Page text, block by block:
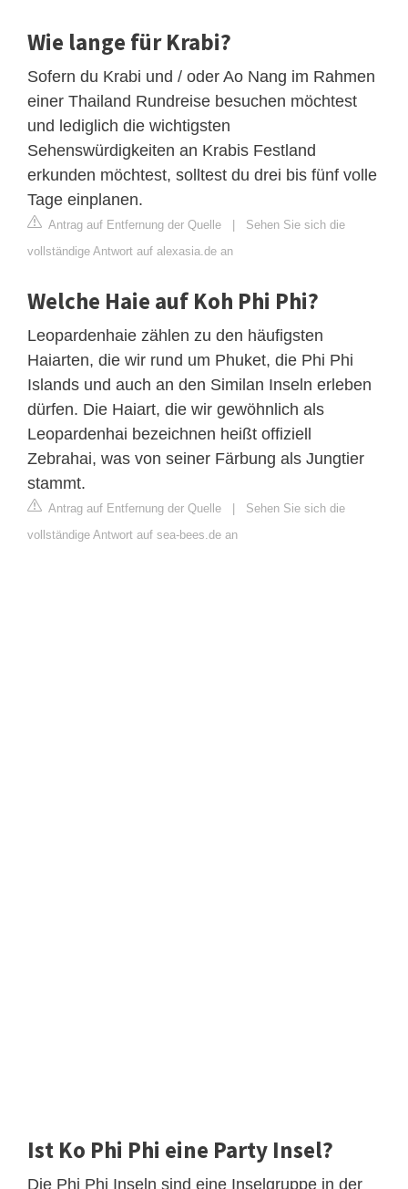
Wie lange für Krabi?
Sofern du Krabi und / oder Ao Nang im Rahmen
einer Thailand Rundreise besuchen möchtest
und lediglich die wichtigsten
Sehenswürdigkeiten an Krabis Festland
erkunden möchtest, solltest du drei bis fünf volle
Tage einplanen.
Antrag auf Entfernung der Quelle | Sehen Sie sich die
vollständige Antwort auf alexasia.de an
Welche Haie auf Koh Phi Phi?
Leopardenhaie zählen zu den häufigsten
Haiarten, die wir rund um Phuket, die Phi Phi
Islands und auch an den Similan Inseln erleben
dürfen. Die Haiart, die wir gewöhnlich als
Leopardenhai bezeichnen heißt offiziell
Zebrahai, was von seiner Färbung als Jungtier
stammt.
Antrag auf Entfernung der Quelle | Sehen Sie sich die
vollständige Antwort auf sea-bees.de an
Ist Ko Phi Phi eine Party Insel?
Die Phi Phi Inseln sind eine Inselgruppe in der